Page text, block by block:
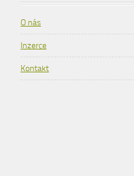
O nás
Inzerce
Kontakt